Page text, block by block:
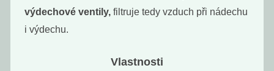
výdechové ventily, filtruje tedy vzduch při nádechu
i výdechu.
Vlastnosti